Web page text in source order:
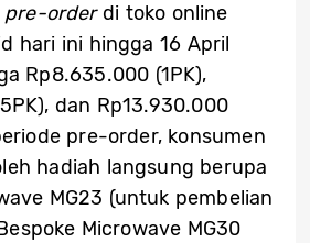
pre-orderdi toko online
hari ini hingga 16 April
Rp8.635.000 (1PK),
dan Rp13.930.000
pre-order, konsumen
hadiah langsung berupa
MG23 (untuk pembelian
Microwave MG30